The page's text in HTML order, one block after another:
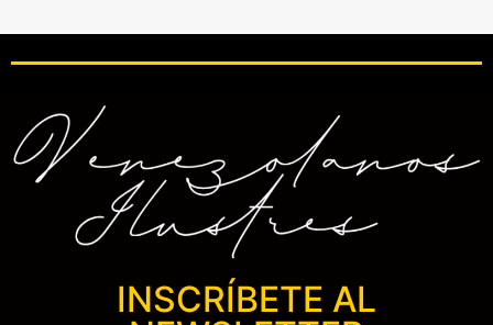
INSCRÍBETE AL